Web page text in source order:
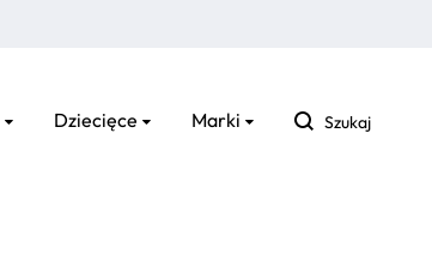
Dziecięce Marki Szukaj